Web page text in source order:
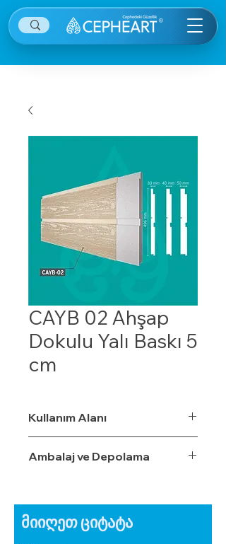
CAYB 02 Ahşap
Dokulu Yalı Baskı 5
cm
Kullanım Alanı
Ambalaj ve Depolama
მიიღეთ ციტატა